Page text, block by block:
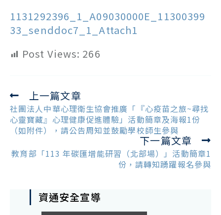
1131292396_1_A09030000E_11300399
33_senddoc7_1_Attach1
Post Views: 266
Read
more
articles
上一篇文章
社團法人中華心理衛生協會推廣「『心疫苗之旅~尋找
心靈寶藏』心理健康促進體驗」活動簡章及海報1份
（如附件），請公告周知並鼓勵學校師生參與
下一篇文章
教育部「113 年碳匯增能研習（北部場）」活動簡章1
份，請轉知踴躍報名參與
資通安全宣導